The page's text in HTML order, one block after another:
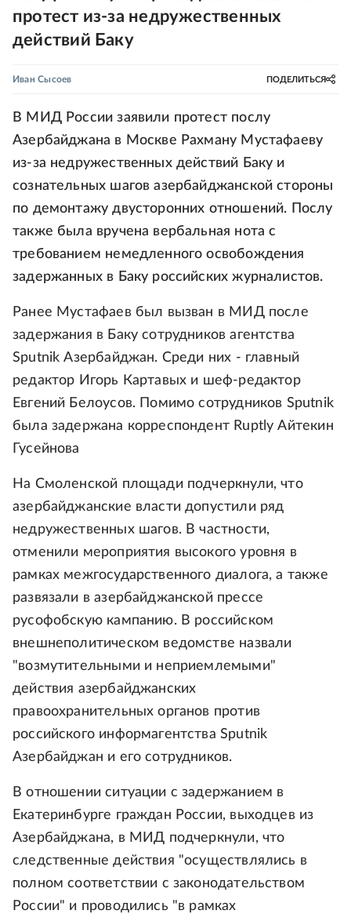
протест из-за недружественных
действий Баку
Иван Сысоев ПОДЕЛИТЬСЯ
В МИД России заявили протест послу
Азербайджана в Москве Рахману Мустафаеву
из-за недружественных действий Баку и
сознательных шагов азербайджанской стороны
по демонтажу двусторонних отношений. Послу
также была вручена вербальная нота с
требованием немедленного освобождения
задержанных в Баку российских журналистов.
Ранее Мустафаев был вызван в МИД после
задержания в Баку сотрудников агентства
Sputnik Азербайджан. Среди них - главный
редактор Игорь Картавых и шеф-редактор
Евгений Белоусов. Помимо сотрудников Sputnik
была задержана корреспондент Ruptly Айтекин
Гусейнова
На Смоленской площади подчеркнули, что
азербайджанские власти допустили ряд
недружественных шагов. В частности,
отменили мероприятия высокого уровня в
рамках межгосударственного диалога, а также
развязали в азербайджанской прессе
русофобскую кампанию. В российском
внешнеполитическом ведомстве назвали
"возмутительными и неприемлемыми"
действия азербайджанских
правоохранительных органов против
российского информагентства Sputnik
Азербайджан и его сотрудников.
В отношении ситуации с задержанием в
Екатеринбурге граждан России, выходцев из
Азербайджана, в МИД подчеркнули, что
следственные действия "осуществлялись в
полном соответствии с законодательством
России" и проводились "в рамках